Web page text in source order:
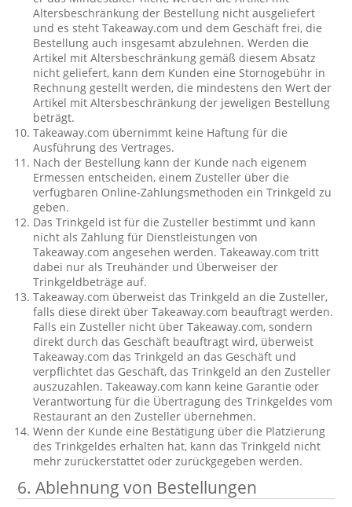
Altersbeschränkung der Bestellung nicht ausgeliefert
und es steht Takeaway.com und dem Geschäft frei, die
Bestellung auch insgesamt abzulehnen. Werden die
Artikel mit Altersbeschränkung gemäß diesem Absatz
nicht geliefert, kann dem Kunden eine Stornogebühr in
Rechnung gestellt werden, die mindestens den Wert der
Artikel mit Altersbeschränkung der jeweligen Bestellung
beträgt.
Takeaway.com übernimmt keine Haftung für die
Ausführung des Vertrages.
Nach der Bestellung kann der Kunde nach eigenem
Ermessen entscheiden, einem Zusteller über die
verfügbaren Online-Zahlungsmethoden ein Trinkgeld zu
geben.
Das Trinkgeld ist für die Zusteller bestimmt und kann
nicht als Zahlung für Dienstleistungen von
Takeaway.com angesehen werden. Takeaway.com tritt
dabei nur als Treuhänder und Überweiser der
Trinkgeldbeträge auf.
Takeaway.com überweist das Trinkgeld an die Zusteller,
falls diese direkt über Takeaway.com beauftragt werden.
Falls ein Zusteller nicht über Takeaway.com, sondern
direkt durch das Geschäft beauftragt wird, überweist
Takeaway.com das Trinkgeld an das Geschäft und
verpflichtet das Geschäft, das Trinkgeld an den Zusteller
auszuzahlen. Takeaway.com kann keine Garantie oder
Verantwortung für die Übertragung des Trinkgeldes vom
Restaurant an den Zusteller übernehmen.
Wenn der Kunde eine Bestätigung über die Platzierung
des Trinkgeldes erhalten hat, kann das Trinkgeld nicht
mehr zurückerstattet oder zurückgegeben werden.
6. Ablehnung von Bestellungen